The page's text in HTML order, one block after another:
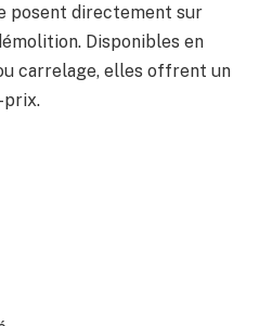
posent directement sur
Disponibles en
carrelage, elles offrent un
prix.